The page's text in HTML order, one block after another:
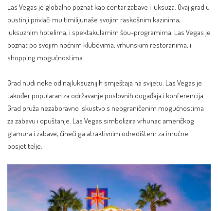
Las Vegas je globalno poznat kao centar zabave i luksuza. Ovaj grad u
pustinji privlači multimilijunaše svojim raskošnim kazinima,
luksuznim hotelima, i spektakularnim šou-programima. Las Vegas je
poznat po svojim noćnim klubovima, vrhunskim restoranima, i
shopping mogućnostima.
Grad nudi neke od najluksuznijih smještaja na svijetu. Las Vegas je
također popularan za održavanje poslovnih događaja i konferencija.
Grad pruža nezaboravno iskustvo s neograničenim mogućnostima
za zabavu i opuštanje. Las Vegas simbolizira vrhunac američkog
glamura i zabave, čineći ga atraktivnim odredištem za imućne
posjetitelje.